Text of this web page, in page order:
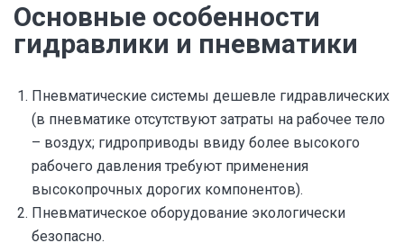
Основные особенности
гидравлики и пневматики
Пневматические системы дешевле гидравлических
(в пневматике отсутствуют затраты на рабочее тело
– воздух; гидроприводы ввиду более высокого
рабочего давления требуют применения
высокопрочных дорогих компонентов).
Пневматическое оборудование экологически
безопасно.